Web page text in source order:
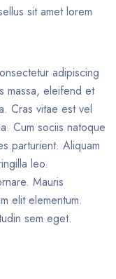
sit amet lorem
adipiscing
massa, eleifend et
Cras vitae est vel
Cum sociis natoque
Aliquam
leo.
Mauris
elit elementum.
sem eget.